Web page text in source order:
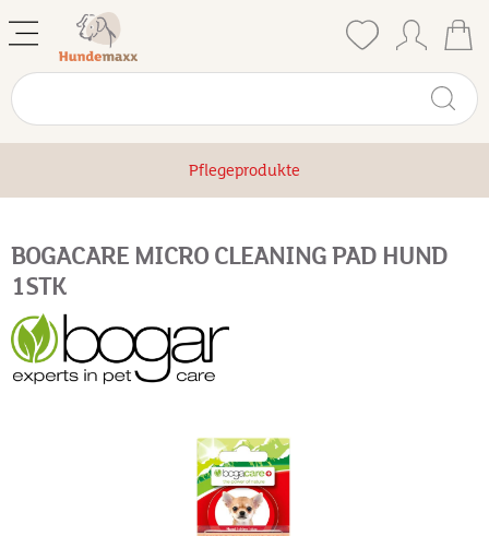
Pflegeprodukte
BOGACARE MICRO CLEANING PAD HUND
1STK